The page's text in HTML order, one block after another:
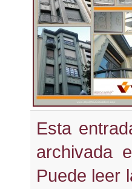
Esta
archivada
Puede leer